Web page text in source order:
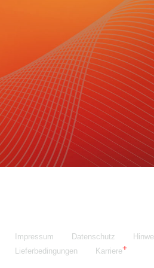
Maschinenfabrik NIEHOFF GmbH
Walter-Niehoff-Str. 2
91126 Schwabach
Anfahrt Google Maps
Fon:+49 9122 977-0
E-Mail: info@niehoff.de
Fax:+49 9122 977-155
Impressum Datenschutz
Lieferbedingungen
Karriere